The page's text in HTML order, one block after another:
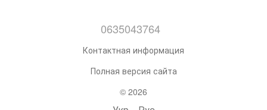
0635043764
Контактная информация
Полная версия сайта
© 2026